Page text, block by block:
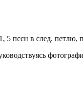
5 пссн в след. петлю,